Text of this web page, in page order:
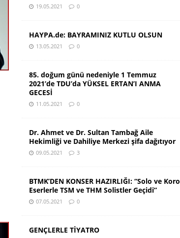
19.05.2021 0
HAYPA.de: BAYRAMINIZ KUTLU OLSUN
13.05.2021 0
85. doğum günü nedeniyle 1 Temmuz
2021’de TDU’da YÜKSEL ERTAN’I ANMA
GECESİ
11.05.2021 0
Dr. Ahmet ve Dr. Sultan Tambağ Aile
Hekimliği ve Dahiliye Merkezi şifa dağıtıyor
09.05.2021 3
BTMK’DEN KONSER HAZIRLIĞI: “Solo ve Koro
Eserlerle TSM ve THM Solistler Geçidi”
07.05.2021 0
GENÇLERLE TİYATRO